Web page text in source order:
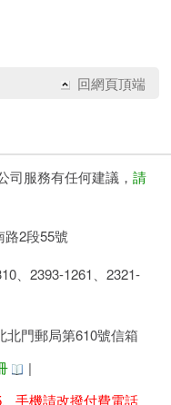
回網頁頂端
司服務有任何建議， 請
路2段55號
、2393-1261、2321-
北門郵局第610號信箱
|
手機請改撥付費電話